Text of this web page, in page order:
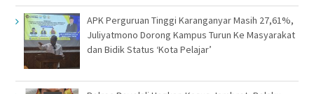
APK Perguruan Tinggi Karanganyar Masih 27,61%,
Juliyatmono Dorong Kampus Turun Ke Masyarakat
dan Bidik Status ‘Kota Pelajar’